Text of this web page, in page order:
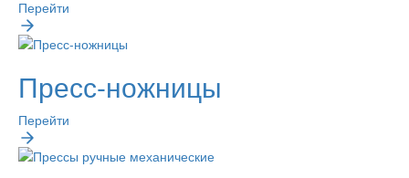
Перейти
Пресс-ножницы
Перейти